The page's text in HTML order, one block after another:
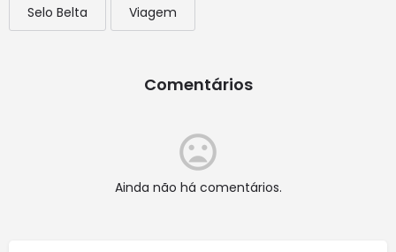
Selo Belta Viagem
Comentários
Ainda não há comentários.